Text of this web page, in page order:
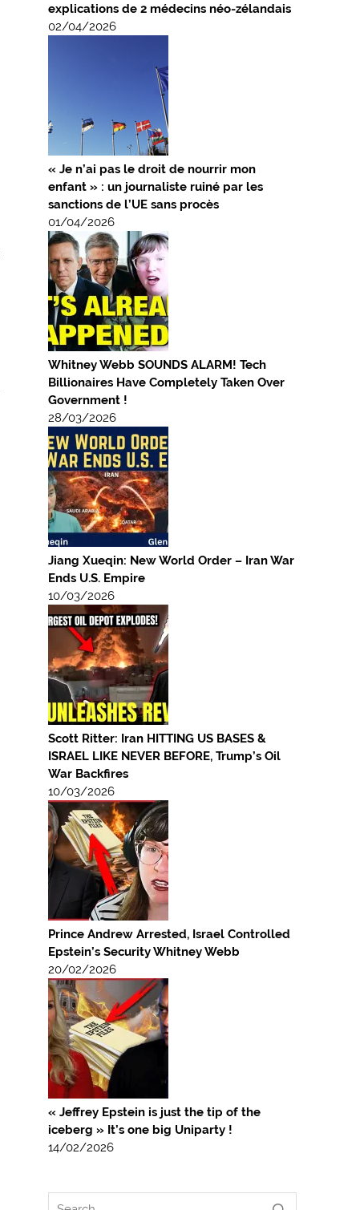
explications de 2 médecins néo-zélandais
02/04/2026
« Je n’ai pas le droit de nourrir mon
enfant » : un journaliste ruiné par les
sanctions de l’UE sans procès
01/04/2026
Whitney Webb SOUNDS ALARM! Tech
Billionaires Have Completely Taken Over
Government !
28/03/2026
Jiang Xueqin: New World Order – Iran War
Ends U.S. Empire
10/03/2026
Scott Ritter: Iran HITTING US BASES &
ISRAEL LIKE NEVER BEFORE, Trump’s Oil
War Backfires
10/03/2026
Prince Andrew Arrested, Israel Controlled
Epstein’s Security Whitney Webb
20/02/2026
« Jeffrey Epstein is just the tip of the
iceberg » It’s one big Uniparty !
14/02/2026